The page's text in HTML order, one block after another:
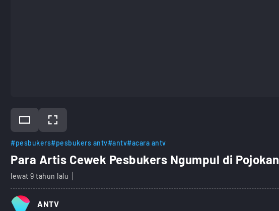
#pesbukers#pesbukers antv#antv#acara antv
Para Artis Cewek Pesbukers Ngumpul di Pojokan
lewat 9 tahun lalu
ANTV